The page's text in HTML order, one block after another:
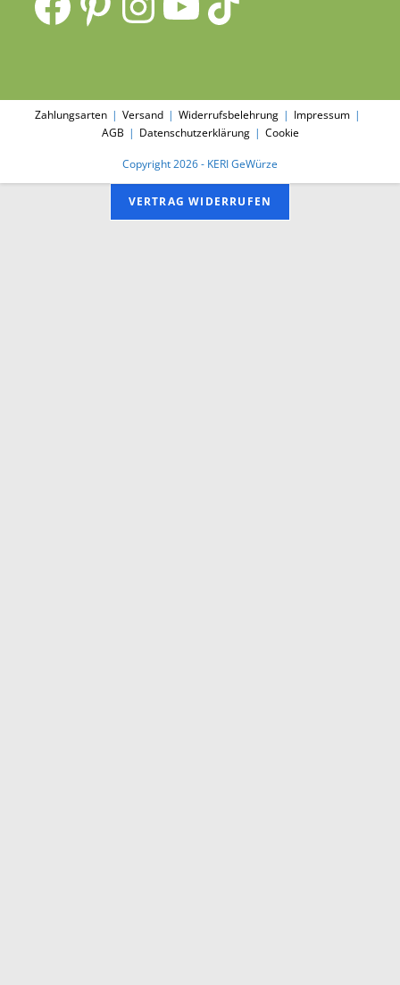
Zahlungsarten Versand Widerrufsbelehrung
Impressum
AGB
Datenschutzerklärung Cookie
Copyright 2026 - KERI GeWürze
VERTRAG WIDERRUFEN